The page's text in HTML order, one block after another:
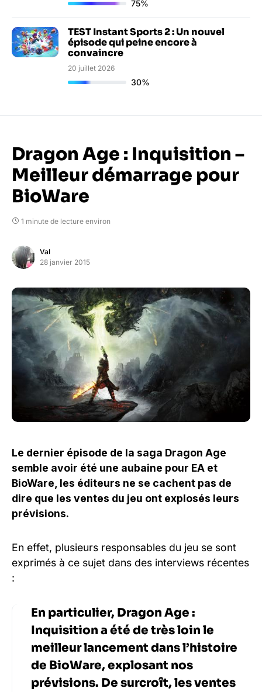
75%
TEST Instant Sports 2 : Un nouvel
épisode qui peine encore à
convaincre
20 juillet 2026
30%
Dragon Age : Inquisition –
Meilleur démarrage pour
BioWare
1 minute de lecture environ
Val
28 janvier 2015
Le dernier épisode de la saga Dragon Age
semble avoir été une aubaine pour EA et
BioWare, les éditeurs ne se cachent pas de
dire que les ventes du jeu ont explosés leurs
prévisions.
En effet, plusieurs responsables du jeu se sont
exprimés à ce sujet dans des interviews récentes
:
En particulier, Dragon Age :
Inquisition a été de très loin le
meilleur lancement dans l’histoire
de BioWare, explosant nos
prévisions. De surcroît, les ventes